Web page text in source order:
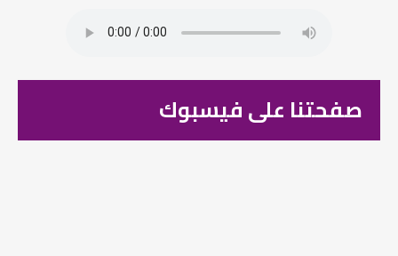
صفحتنا على فيسبوك